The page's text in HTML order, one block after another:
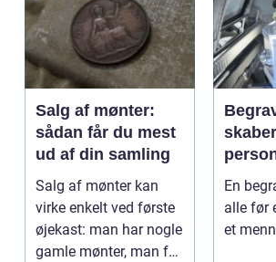
Salg af mønter:
sådan får du mest
ud af din samling
Salg af mønter kan
virke enkelt ved første
øjekast: man har nogle
gamle mønter, man får
En
alle før
et